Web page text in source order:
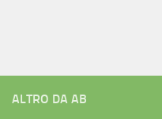
ALTRO DA AB